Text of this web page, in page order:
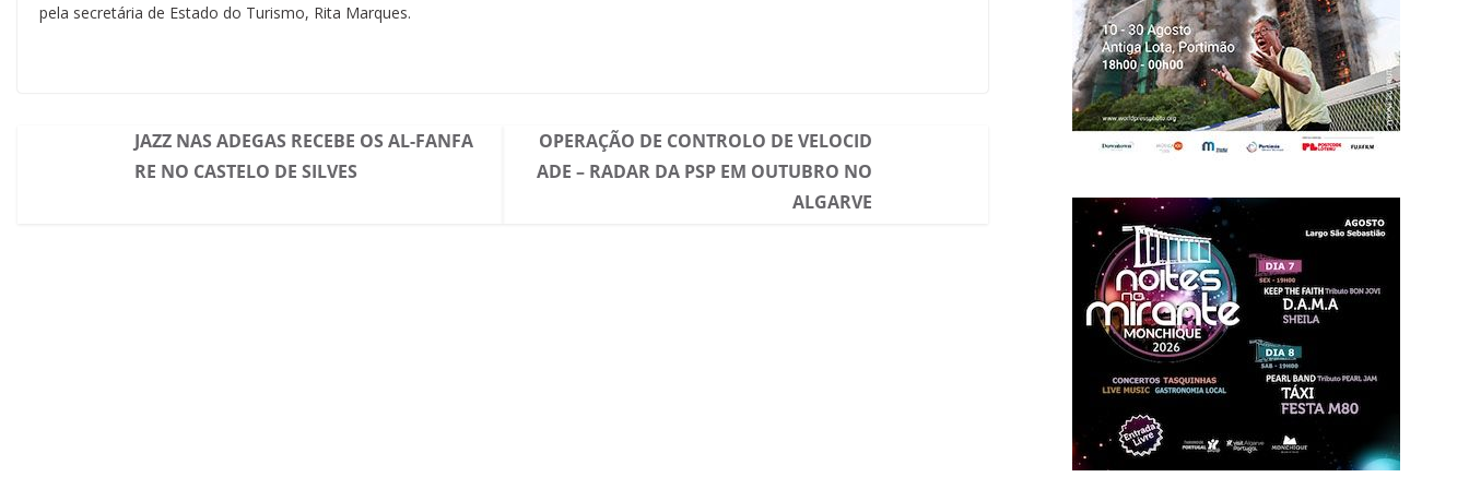
pela secretária de Estado do Turismo, Rita Marques.
JAZZ NAS ADEGAS RECEBE OS AL-FANFA
RE NO CASTELO DE SILVES
OPERAÇÃO DE CONTROLO DE VELOCID
ADE – RADAR DA PSP EM OUTUBRO NO
ALGARVE